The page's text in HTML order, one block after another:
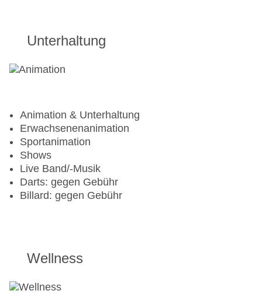
Unterhaltung
Animation & Unterhaltung
Erwachsenenanimation
Sportanimation
Shows
Live Band/-Musik
Darts: gegen Gebühr
Billard: gegen Gebühr
Wellness